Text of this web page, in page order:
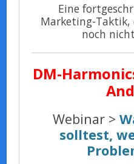
Eine
Marketing-Taktik,
noch
DM-
Webinar >
solltest,